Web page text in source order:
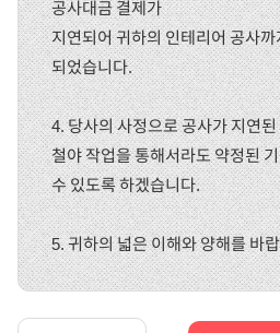
공사대금 결제가
지연되어 귀하의 인테리어 공사
되었습니다.
4. 당사의 사정으로 공사가 지연
철야 작업을 통해서라도 약정된
수 있도록 하겠습니다.
5. 귀하의 넓은 이해와 양해를 바